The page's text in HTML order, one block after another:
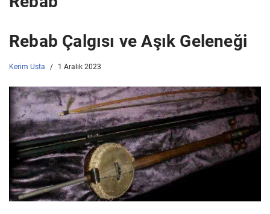
Rebab Çalgısı ve Aşık Geleneği
Kerim Usta 1 Aralık 2023